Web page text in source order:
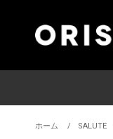
ホーム SALUTE